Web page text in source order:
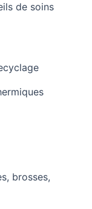
de soins
brosses,